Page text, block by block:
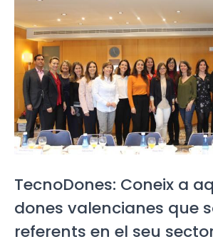
TecnoDones: Coneix a
dones valencianes que
referents en el seu